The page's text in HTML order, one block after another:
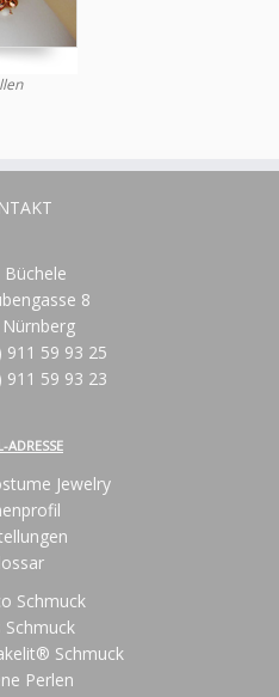
Büchele
8
911 59 93 25
911 59 93 23
ADRESSE
Jewelry
Schmuck
Schmuck
Schmuck
Perlen